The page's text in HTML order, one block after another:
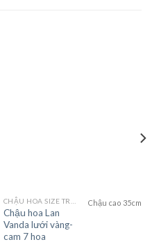
Chậu hoa Lan
Vanda lưới vàng-
cam 7 hoa
Chậu cao 35cm